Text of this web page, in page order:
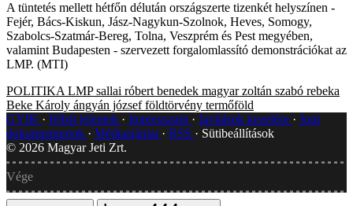
A tüntetés mellett hétfőn délután országszerte tizenkét helyszínen -
Fejér, Bács-Kiskun, Jász-Nagykun-Szolnok, Heves, Somogy,
Szabolcs-Szatmár-Bereg, Tolna, Veszprém és Pest megyében,
valamint Budapesten - szervezett forgalomlassító demonstrációkat az
LMP. (MTI)
POLITIKA LMP sallai róbert benedek magyar zoltán szabó rebeka
Beke Károly ángyán józsef földtörvény termőföld
GYIK
Hibát jelentek Impresszum Javítások kezelése
Jogi
dokumentumok
Médiaajánlat RSS
Sütibeállítások
© 2026 Magyar Jeti Zrt.
Vége